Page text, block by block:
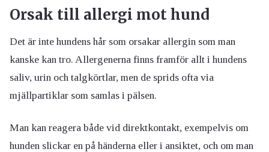
Orsak till allergi mot hund
Det är inte hundens hår som orsakar allergin som man
kanske kan tro. Allergenerna finns framför allt i hundens
saliv, urin och talgkörtlar, men de sprids ofta via
mjällpartiklar som samlas i pälsen.
Man kan reagera både vid direktkontakt, exempelvis om
hunden slickar en på händerna eller i ansiktet, och om man